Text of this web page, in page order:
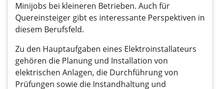
Minijobs bei kleineren Betrieben. Auch für
Quereinsteiger gibt es interessante Perspektiven in
diesem Berufsfeld.
Zu den Hauptaufgaben eines Elektroinstallateurs
gehören die Planung und Installation von
elektrischen Anlagen, die Durchführung von
Prüfungen sowie die Instandhaltung und